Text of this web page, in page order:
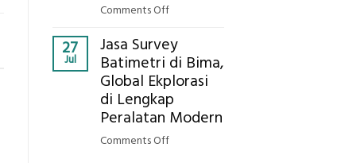
&
Rekomendasi
Teknis
Konstruksi
Comments Offon
Standar
Harga
Galian
Tanah
per
27
Jul
Jasa Survey
Batimetri di Bima,
Global Ekplorasi
di Lengkap
Peralatan Modern
Comments Offon